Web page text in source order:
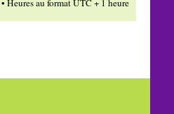
• Heures au format UTC + 1 heure